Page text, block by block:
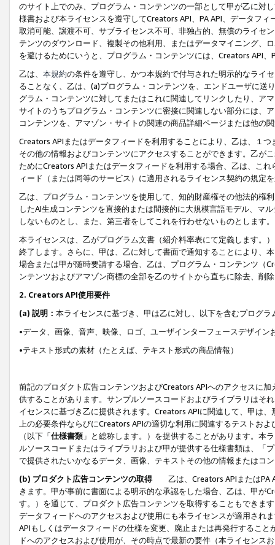
のサイト上でのみ、プログラム・コンテンツの一部として甲が乙に対
様書および本ライセンスを遵守してCreators API、PA API、データフ
取消可能、譲渡不可、サブライセンス不可、非独占的、無償のライセ
テンツのダウンロード、複製その他利用、またはデータマイニング、
を避けるためにいうと、プログラム・コンテンツには、Creators API
乙は、 本規約の条件を遵守し、かつ本規約で付与された明示的なライ
ることなく、乙は、(a)プログラム・コンテンツを、エンドユーザに
グラム・コンテンツに対してまたはこれに関連してリンクしたり、ア
サイトのうちプログラム・コンテンツに密接に関連しない部分には、
コンテンツを、アマゾン・サイトの関連の商品詳細ページまたは他の
Creators APIまたはデータフィードを利用することにより、乙は、１
その他の情報およびコンテンツにアクセスすることができます。乙が
ためにCreators APIまたはデータフィードを利用する場合、乙は、こ
ィード（または同等のサービス）に適用されるライセンス契約の規定
乙は、プログラム・コンテンツを使用して、知的財産権その他法的権
したAI生成コンテンツを直接的または間接的に大規模言語モデル、マ
しないものとし、また、第三者をしてこれを行わせないものとします。
本ライセンスは、乙がプログラム文書（紹介料率表にて定義します。
終了します。さらに、甲は、乙に対して書面で通知することにより、
場合または甲が随時要請する場合、乙は、プログラム・コンテンツ（
ンテンツおよびアマゾン商標の全部を乙のサイトから直ちに除去、削
2. Creators API使用要件
(a) 説明： 本ライセンスに基づき、甲は乙に対し、以下を含むプログ
•データ、画像、音声、映像、ロゴ、ユーザインターフェースデザイ
•テキスト形式の素材（たとえば、テキスト形式の商品情報）
前記のプロダクト広告コンテンツおよびCreators APIへのアクセスに
供することがあります。サンプルソースコードおよびライブラリはそ
イセンスに基づき乙に提供されます。Creators APIに関連して、甲は
上の必要条件ならびにCreators APIの適切な利用に関連するテストお
（以下「仕様書類」と総称します。）を提供することがあります。本
ルソースコードまたはライブラリおよび甲が提供する仕様書類は、「
で提供されたいかなるデータ、画像、テキストその他の情報またはコ
(b) プロダクト広告コンテンツの取得
乙は、Creators APIまたはPA
きます。甲が事前に書面による明示的な承認をした場合、乙は、甲が
す。）を通じて、プロダクト広告コンテンツを取得することもできま
データフィードへのアクセスおよび使用にも本ライセンスが適用され
APIもしくはデータフィードの仕様を変更、廃止または再発行するこ
ドへのアクセスおよび使用が、その時点で最新の要件（本ライセン